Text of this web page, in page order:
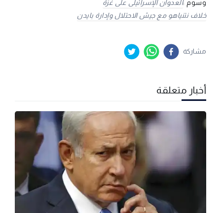
وسوم :العدوان الإسرائيلى على غزة
خلاف نتنياهو مع جيش الاحتلال وإدارة بايدن
مشاركة
أخبار متعلقة